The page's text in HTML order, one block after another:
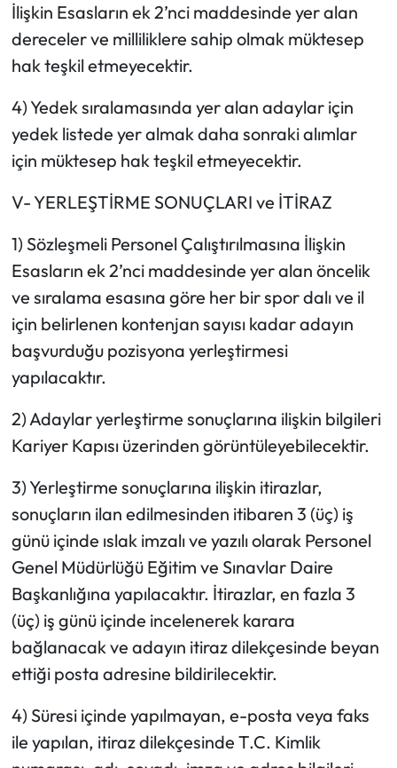
İlişkin Esasların ek 2’nci maddesinde yer alan
dereceler ve milliliklere sahip olmak müktesep
hak teşkil etmeyecektir.
4) Yedek sıralamasında yer alan adaylar için
yedek listede yer almak daha sonraki alımlar
için müktesep hak teşkil etmeyecektir.
V- YERLEŞTİRME SONUÇLARI ve İTİRAZ
1) Sözleşmeli Personel Çalıştırılmasına İlişkin
Esasların ek 2’nci maddesinde yer alan öncelik
ve sıralama esasına göre her bir spor dalı ve il
için belirlenen kontenjan sayısı kadar adayın
başvurduğu pozisyona yerleştirmesi
yapılacaktır.
2) Adaylar yerleştirme sonuçlarına ilişkin bilgileri
Kariyer Kapısı üzerinden görüntüleyebilecektir.
3) Yerleştirme sonuçlarına ilişkin itirazlar,
sonuçların ilan edilmesinden itibaren 3 (üç) iş
günü içinde ıslak imzalı ve yazılı olarak Personel
Genel Müdürlüğü Eğitim ve Sınavlar Daire
Başkanlığına yapılacaktır. İtirazlar, en fazla 3
(üç) iş günü içinde incelenerek karara
bağlanacak ve adayın itiraz dilekçesinde beyan
ettiği posta adresine bildirilecektir.
4) Süresi içinde yapılmayan, e-posta veya faks
ile yapılan, itiraz dilekçesinde T.C. Kimlik